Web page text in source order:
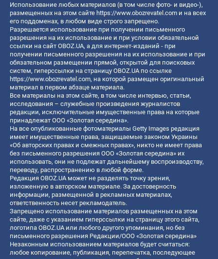
Использование любых материалов (в том числе фото- и видео-),
размещенных на этом сайте https://www.obozrevatel.com и на всех
его поддоменах, в любом виде строго запрещено.
Разрешается использование при получении письменного
разрешения на их использование и при условии обязательной
ссылки на сайт OBOZ.UA, а для интернет-изданий - при
получении письменного разрешения на их использование и при
обязательном размещении прямой, открытой для поисковых
систем, гиперссылки на страницу OBOZ.UA по ссылке
https://www.obozrevatel.com, на которой размещен оригинальный
материал в первом абзаце материала.
Все материалы на этом сайте, в том числе интервью, статьи,
исследования – служебные произведения журналистов
редакции, исключительные имущественные права на которые
принадлежат ООО «Золотая середина».
На все опубликованные фотоматериалы Getty Images редакция
имеет имущественные права, защищаемые законом Украины
«Об авторских правах и смежных правах», никто не имеет права
без письменного разрешения ООО «Золотая середина» их
использовать, они не подлежат дальнейшему воспроизводству,
переводу, распространению в любой форме.
Редакция OBOZ.UA может не разделять точку зрения,
изложенную в авторском материале. За достоверность
информации, размещенной в рекламных материалах,
ответственность несет рекламодатель.
Запрещено использование материалов размещенных на этом
сайте, даже с указанием гиперссылки на страницу этого сайта,
логотипа OBOZ.UA или любого другого упоминания, но без
письменного разрешения Редакции/ООО «Золотая середина»
Незаконным использованием материалов будет считаться:
любое копирование, публикация, перепечатка, последующее